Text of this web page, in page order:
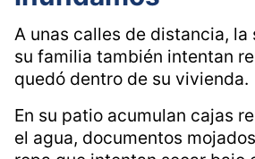
Erik López | LSR
“Hace 15 días
inundamos”